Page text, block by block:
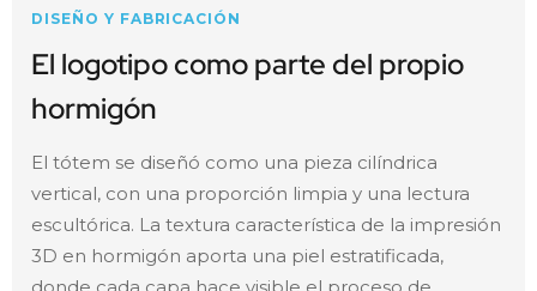
DISEÑO Y FABRICACIÓN
El logotipo como parte del propio
hormigón
El tótem se diseñó como una pieza cilíndrica
vertical, con una proporción limpia y una lectura
escultórica. La textura característica de la impresión
3D en hormigón aporta una piel estratificada,
donde cada capa hace visible el proceso de